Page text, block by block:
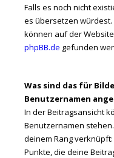
Falls es noch nicht
es übersetzen
können auf der
phpBB.de gefunden
Was sind das für
Benutzernamen
In der Beitragsansicht
Benutzernamen
deinem Rang
Punkte, die deine